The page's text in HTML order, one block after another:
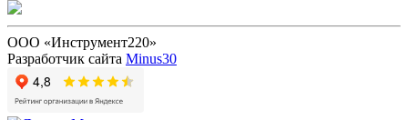
ООО «Инструмент220»
Разработчик сайта Minus30